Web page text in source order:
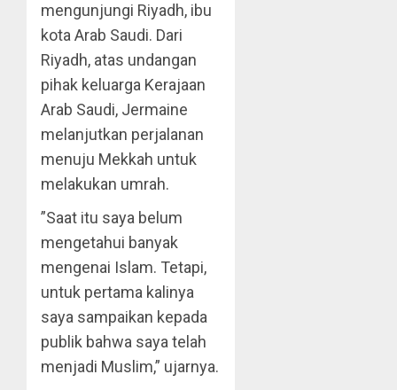
mengunjungi Riyadh, ibu
kota Arab Saudi. Dari
Riyadh, atas undangan
pihak keluarga Kerajaan
Arab Saudi, Jermaine
melanjutkan perjalanan
menuju Mekkah untuk
melakukan umrah.
”Saat itu saya belum
mengetahui banyak
mengenai Islam. Tetapi,
untuk pertama kalinya
saya sampaikan kepada
publik bahwa saya telah
menjadi Muslim,” ujarnya.